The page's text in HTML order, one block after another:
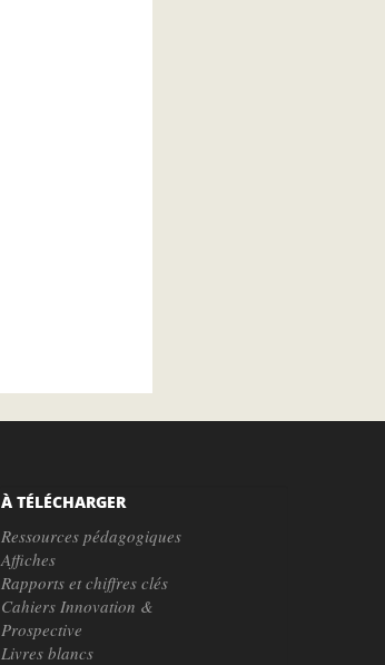
À TÉLÉCHARGER
Ressources pédagogiques
Affiches
Rapports et chiffres clés
Cahiers Innovation &
Prospective
Livres blancs